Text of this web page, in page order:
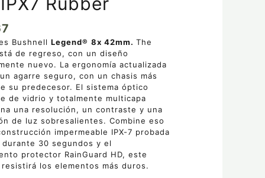
BushnellLegend® 8x 42mm.The
de regreso, con un diseño
nuevo. La ergonomía actualizada
agarre seguro, con un chasis más
su predecesor. El sistema óptico
de vidrio y totalmente multicapa
una resolución, un contraste y una
de luz sobresalientes. Combine eso
impermeable IPX-7 probada
durante 30 segundos y el
protector RainGuard HD, este
los elementos más duros.